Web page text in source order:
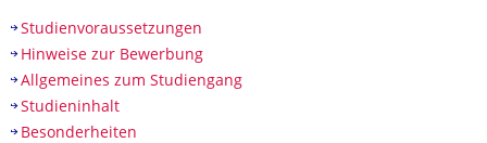
Studienvoraussetzungen
Hinweise zur Bewerbung
Allgemeines zum Studiengang
Studieninhalt
Besonderheiten